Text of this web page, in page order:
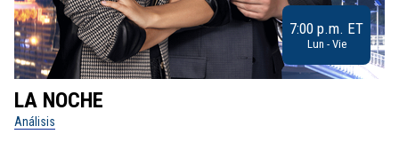
7:00 p.m. ET
Lun - Vie
LA NOCHE
Análisis